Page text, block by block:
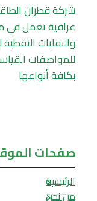
شركة قطران
عراقية تعمل في
والنفايات
للمواصفات
بكافة أنواعها
صفحات
الرئيسية
من نحن